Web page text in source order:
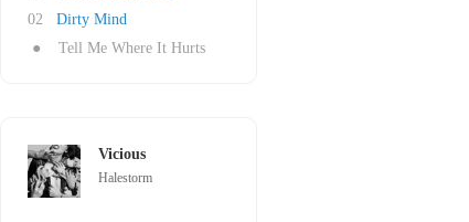
02
Dirty Mind
●
Tell Me Where It Hurts
Vicious
Halestorm